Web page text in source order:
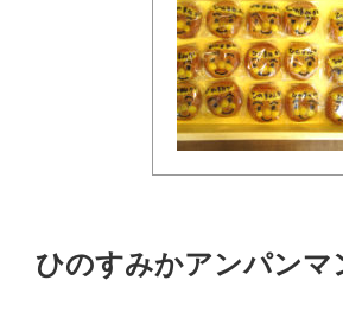
ひのすみかアンパンマ